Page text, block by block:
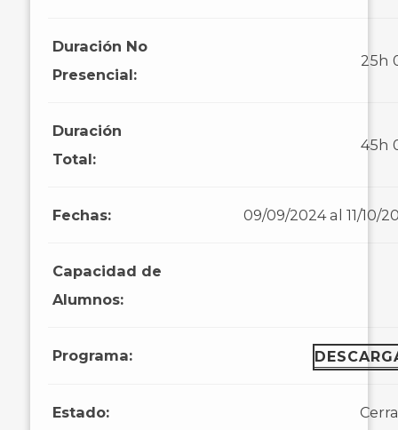
Duración No
Presencial:
25h
Duración
Total:
45h
Fechas: 09/09/2024 al 11/10/
Capacidad de
Alumnos:
Programa:
Estado: